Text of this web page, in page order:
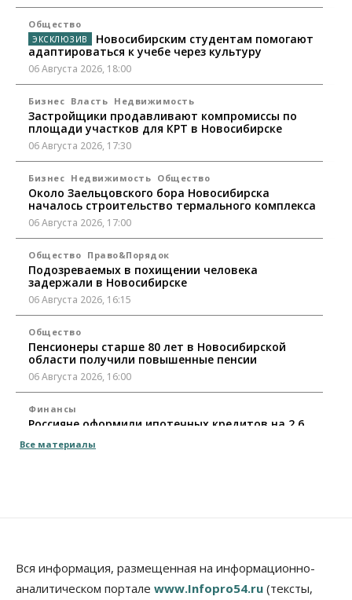
Общество
Новосибирским студентам помогают
адаптироваться к учебе через культуру
06 Августа 2026, 18:00
Бизнес Власть Недвижимость
Застройщики продавливают компромиссы по
площади участков для КРТ в Новосибирске
06 Августа 2026, 17:30
Бизнес Недвижимость Общество
Около Заельцовского бора Новосибирска
началось строительство термального комплекса
06 Августа 2026, 17:00
Общество Право&Порядок
Подозреваемых в похищении человека
задержали в Новосибирске
06 Августа 2026, 16:15
Общество
Пенсионеры старше 80 лет в Новосибирской
области получили повышенные пенсии
06 Августа 2026, 16:00
Финансы
Россияне оформили ипотечных кредитов на 2,6
06 Августа 2026, 15:53
Бизнес
Правительство России продлило разрешение на
выпуск бензина «Евро-3»
Все материалы
Вся информация, размещенная на информационно-
аналитическом портале www.Infopro54.ru (тексты,